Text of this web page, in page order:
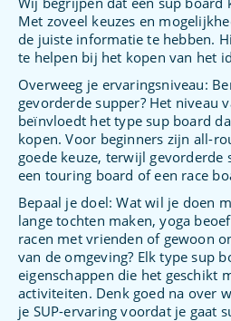
Met zoveel keuzes en
de juiste informatie te hebben.
te helpen bij het kopen van het
Overweeg je ervaringsniveau:
gevorderde supper? Het niveau
beïnvloedt het type sup board
kopen. Voor beginners zijn all-
goede keuze, terwijl
een touring board of een race
Bepaal je doel: Wat wil je doen
lange tochten maken, yoga
racen met vrienden of gewoon
van de omgeving? Elk type sup
eigenschappen die het geschikt
activiteiten. Denk goed na over
je SUP-ervaring voordat je gaat